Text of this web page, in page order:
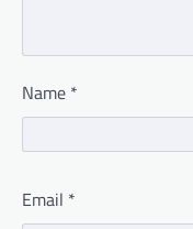
Name *
Email *